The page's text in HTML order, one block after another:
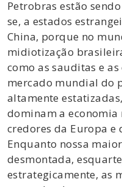
Petrobras estão
se, a estados
China, porque no
midiotização
como as sauditas e
mercado mundial do
altamente
dominam a economia
credores da Europa e
Enquanto nossa
desmontada,
estrategicamente, as